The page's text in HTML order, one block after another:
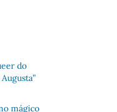
do
mágico